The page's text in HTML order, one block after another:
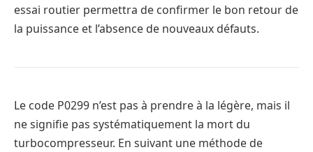
essai routier permettra de confirmer le bon retour de
la puissance et l’absence de nouveaux défauts.
Le code P0299 n’est pas à prendre à la légère, mais il
ne signifie pas systématiquement la mort du
turbocompresseur. En suivant une méthode de